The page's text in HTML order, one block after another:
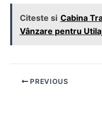
Citeste si Cabina
Vânzare pentru
Post PREVIOUS